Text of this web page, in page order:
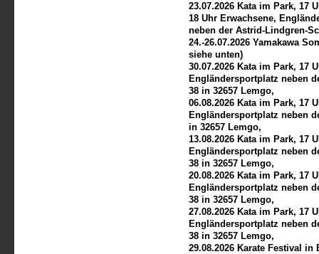
23.07.2026 Kata im Park, 17
18 Uhr Erwachsene,
neben der Astrid-Lindgren-
24.-26.07.2026 Yamakawa
siehe unten)
30.07.2026 Kata im Park, 17
Engländersportplatz neben
38 in 32657 Lemgo,
06.08.2026 Kata im Park, 17
Engländersportplatz neben
in 32657 Lemgo,
13.08.2026 Kata im Park, 17
Engländersportplatz neben
38 in 32657 Lemgo,
20.08.2026 Kata im Park, 17
Engländersportplatz neben
38 in 32657 Lemgo,
27.08.2026 Kata im Park, 17
Engländersportplatz neben
38 in 32657 Lemgo,
29.08.2026 Karate Festival in